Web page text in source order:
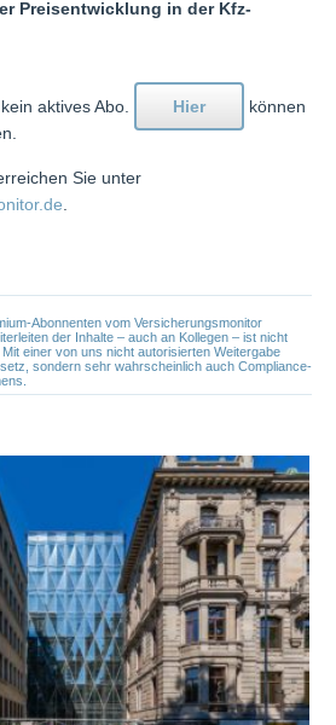
Preisentwicklung in der Kfz-
aktives Abo.
Hier
können
Sie unter
Abonnenten vom Versicherungsmonitor
der Inhalte – auch an Kollegen – ist nicht
einer von uns nicht autorisierten Weitergabe
sondern sehr wahrscheinlich auch Compliance-